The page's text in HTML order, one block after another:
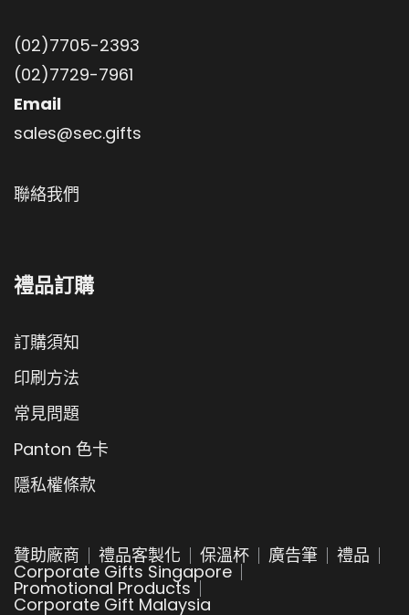
(02)7705-2393
(02)7729-7961
Email
sales@sec.gifts
聯絡我們
禮品訂購
訂購須知
印刷方法
常見問題
Panton 色卡
隱私權條款
贊助廠商 禮品客製化 保溫杯 廣告筆 禮品
Corporate Gifts Singapore
Promotional Products
Corporate Gift Malaysia